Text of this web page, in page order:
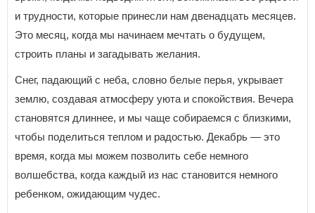
и трудности, которые принесли нам двенадцать месяцев.
Это месяц, когда мы начинаем мечтать о будущем,
строить планы и загадывать желания.
Снег, падающий с неба, словно белые перья, укрывает
землю, создавая атмосферу уюта и спокойствия. Вечера
становятся длиннее, и мы чаще собираемся с близкими,
чтобы поделиться теплом и радостью. Декабрь — это
время, когда мы можем позволить себе немного
волшебства, когда каждый из нас становится немного
ребенком, ожидающим чудес.